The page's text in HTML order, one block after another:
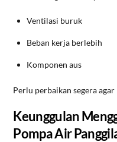
Ventilasi buruk
Beban kerja berlebih
Komponen aus
Perlu perbaikan segera
Keunggulan
Pompa Air